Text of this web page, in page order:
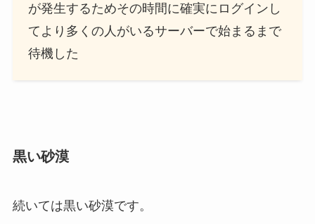
が発生するためその時間に確実にログインし
てより多くの人がいるサーバーで始まるまで
待機した
黒い砂漠
続いては黒い砂漠です。